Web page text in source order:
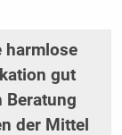
harmlose
gut
Beratung
der Mittel